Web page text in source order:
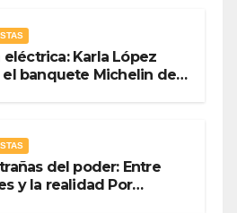
eléctrica: Karla López
el banquete Michelin del
del poder: Entre
y la realidad Por